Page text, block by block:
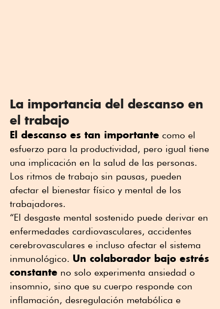
La importancia del descanso en
el trabajo
El descanso es tan importante como el
esfuerzo para la productividad, pero igual tiene
una implicación en la salud de las personas.
Los ritmos de trabajo sin pausas, pueden
afectar el bienestar físico y mental de los
trabajadores.
“El desgaste mental sostenido puede derivar en
enfermedades cardiovasculares, accidentes
cerebrovasculares e incluso afectar el sistema
inmunológico. Un colaborador bajo estrés
constante no solo experimenta ansiedad o
insomnio, sino que su cuerpo responde con
inflamación, desregulación metabólica e